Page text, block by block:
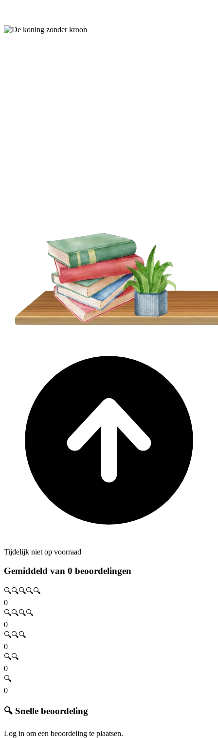
Tijdelijk niet op voorraad
Gemiddeld van 0 beoordelingen
🔍🔍🔍🔍🔍
0
🔍🔍🔍🔍
0
🔍🔍🔍
0
🔍🔍
0
🔍
0
🔍 Snelle beoordeling
Log in om een beoordeling te plaatsen.